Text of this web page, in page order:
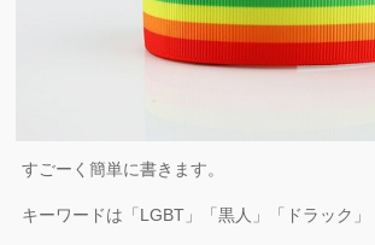
すごーく簡単に書きます。
キーワードは「LGBT」「黒人」「ドラック」